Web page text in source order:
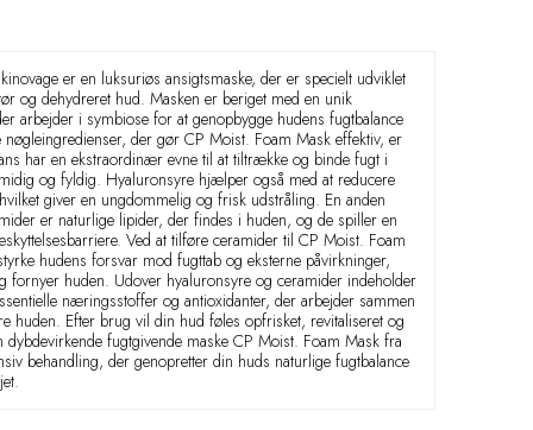
er en luksuriøs ansigtsmaske, der er specielt udviklet
og dehydreret hud. Masken er beriget med en unik
arbejder i symbiose for at genopbygge hudens fugtbalance
der gør CP Moist. Foam Mask effektiv, er
har en ekstraordinær evne til at tiltrække og binde fugt i
og fyldig. Hyaluronsyre hjælper også med at reducere
giver en ungdommelig og frisk udstråling. En anden
er naturlige lipider, der findes i huden, og de spiller en
Ved at tilføre ceramider til CP Moist. Foam
hudens forsvar mod fugttab og eksterne påvirkninger,
fornyer huden. Udover hyaluronsyre og ceramider indeholder
næringsstoffer og antioxidanter, der arbejder sammen
huden. Efter brug vil din hud føles opfrisket, revitaliseret og
fugtgivende maske CP Moist. Foam Mask fra
behandling, der genopretter din huds naturlige fugtbalance